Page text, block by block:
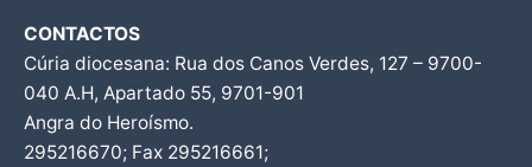
CONTACTOS
Cúria diocesana: Rua dos Canos Verdes, 127 – 9700-
040 A.H, Apartado 55, 9701-901
Angra do Heroísmo.
295216670; Fax 295216661;